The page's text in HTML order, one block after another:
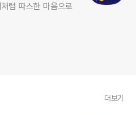
럼 따스한 마음으로
더보기